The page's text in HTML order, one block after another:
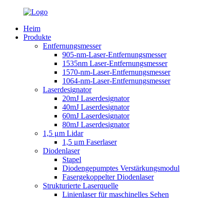
Heim
Produkte
Entfernungsmesser
905-nm-Laser-Entfernungsmesser
1535nm Laser-Entfernungsmesser
1570-nm-Laser-Entfernungsmesser
1064-nm-Laser-Entfernungsmesser
Laserdesignator
20mJ Laserdesignator
40mJ Laserdesignator
60mJ Laserdesignator
80mJ Laserdesignator
1,5 μm Lidar
1,5 μm Faserlaser
Diodenlaser
Stapel
Diodengepumptes Verstärkungsmodul
Fasergekoppelter Diodenlaser
Strukturierte Laserquelle
Linienlaser für maschinelles Sehen